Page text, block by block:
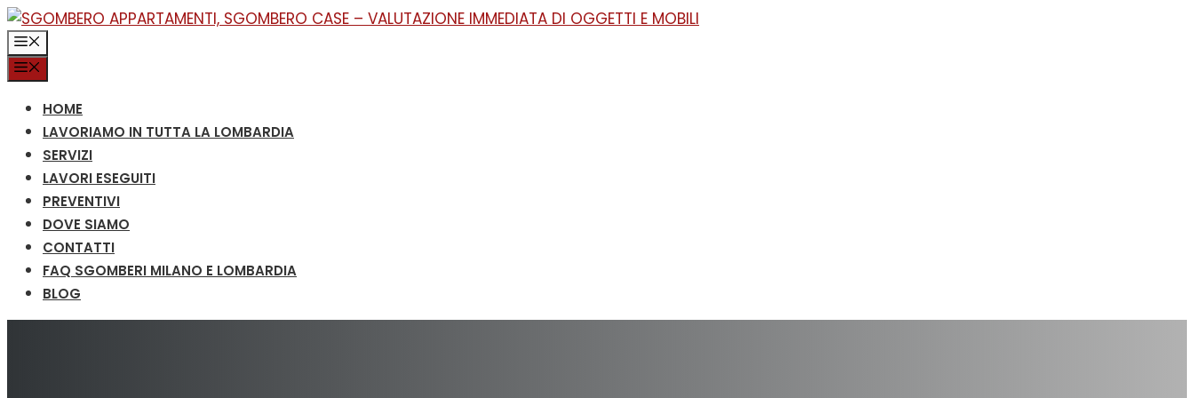
Vai
al
contenuto
HOME
LAVORIAMO IN TUTTA LA LOMBARDIA
SERVIZI
LAVORI ESEGUITI
PREVENTIVI
DOVE SIAMO
CONTATTI
FAQ SGOMBERI MILANO E LOMBARDIA
BLOG